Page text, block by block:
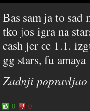
Bas sam ja to
tko jos igra na
cash jer ce 1.1.
gg stars, fu amaya
Zadnji
0 0